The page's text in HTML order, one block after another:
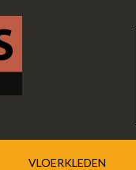
VLOERKLEDEN